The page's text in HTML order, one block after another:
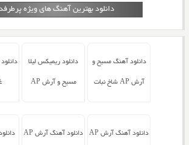
دانلود بهترین آهنگ های ویژه
دانلود آهنگ مسیح و
آرش AP شاخ نبات
دانلود ریمیکس لیلا
مسیح و آرش AP
دانلود آهنگ آرش AP دانلود آهنگ آرش AP